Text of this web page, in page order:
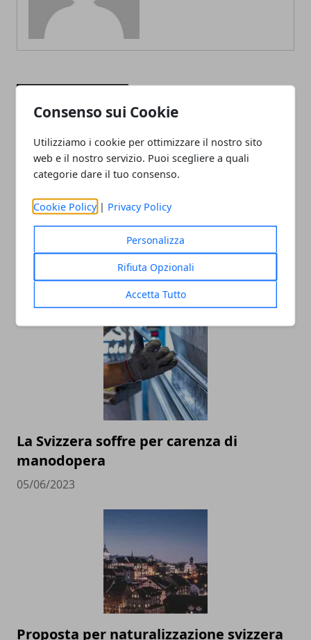
Consenso sui Cookie
Utilizziamo i cookie per ottimizzare il nostro sito
web e il nostro servizio. Puoi scegliere a quali
categorie dare il tuo consenso.
Cookie Policy | Privacy Policy
Personalizza
Rifiuta Opzionali
Accetta Tutto
Affitti alle stelle a Zurigo per via di
La Svizzera soffre per carenza di
manodopera
05/06/2023
Proposta per naturalizzazione svizzera